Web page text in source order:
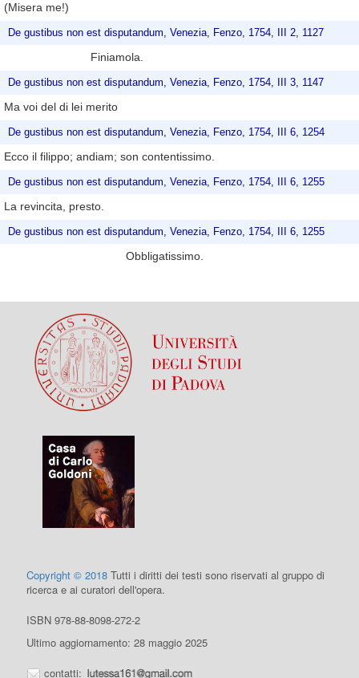
(Misera me!)
De gustibus non est disputandum, Venezia, Fenzo, 1754, III 2, 1127
Finiamola.
De gustibus non est disputandum, Venezia, Fenzo, 1754, III 3, 1147
Ma voi del di lei merito
De gustibus non est disputandum, Venezia, Fenzo, 1754, III 6, 1254
Ecco il filippo; andiam; son contentissimo.
De gustibus non est disputandum, Venezia, Fenzo, 1754, III 6, 1255
La revincita, presto.
De gustibus non est disputandum, Venezia, Fenzo, 1754, III 6, 1255
Obbligatissimo.
Copyright © 2018 Tutti i diritti dei testi sono riservati al gruppo di
ricerca e ai curatori dell'opera.
ISBN 978-88-8098-272-2
Ultimo aggiornamento: 28 maggio 2025
contatti: